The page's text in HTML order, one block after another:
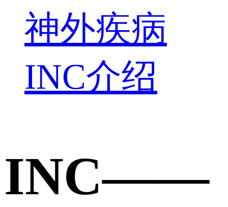
神外疾病
INC介绍
INC——